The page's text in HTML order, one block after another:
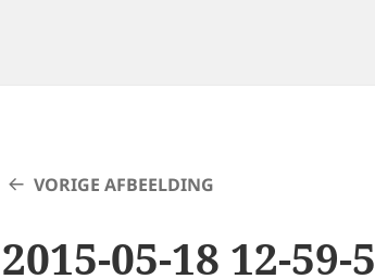
VORIGE AFBEELDING
2015-05-18 12-59-